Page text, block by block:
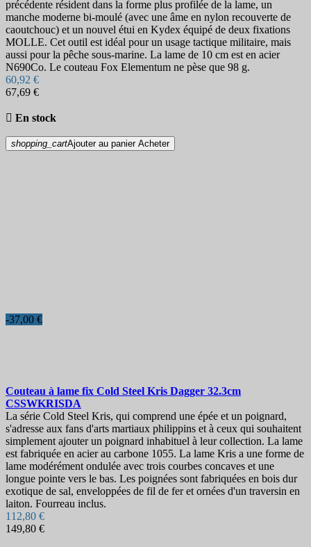
précédente résident dans la forme plus profilée de la lame, un
manche moderne bi-moulé (avec une âme en nylon recouverte de
caoutchouc) et un nouvel étui en Kydex équipé de deux fixations
MOLLE. Cet outil est idéal pour un usage tactique militaire, mais
aussi pour la pêche sous-marine. La lame de 10 cm est en acier
N690Co. Le couteau Fox Elementum ne pèse que 98 g.
60,92 €
67,69 €
 En stock
shopping_cartAjouter au panier Acheter
-37,00 €
Couteau à lame fix Cold Steel Kris Dagger 32.3cm
CSSWKRISDA
La série Cold Steel Kris, qui comprend une épée et un poignard,
s'adresse aux fans d'arts martiaux philippins et à ceux qui souhaitent
simplement ajouter un poignard inhabituel à leur collection. La lame
est fabriquée en acier au carbone 1055. La lame Kris a une forme de
lame modérément ondulée avec trois courbes concaves et une
longue pointe vers le bas. Les poignées sont fabriquées en bois dur
exotique de sal, enveloppées de fil de fer et ornées d'un traversin en
laiton. Fourreau inclus.
112,80 €
149,80 €